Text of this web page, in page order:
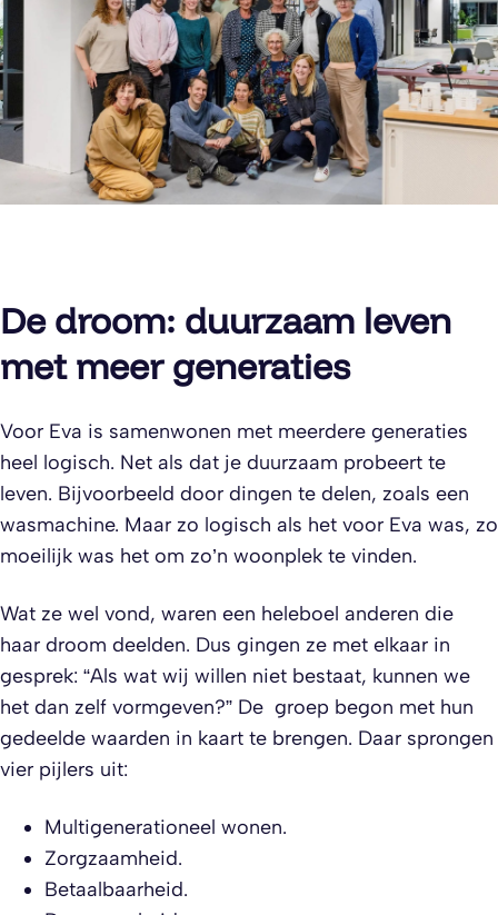
De droom: duurzaam leven
met meer generaties
Voor Eva is samenwonen met meerdere generaties
heel logisch. Net als dat je duurzaam probeert te
leven. Bijvoorbeeld door dingen te delen, zoals een
wasmachine. Maar zo logisch als het voor Eva was, zo
moeilijk was het om zo’n woonplek te vinden.
Wat ze wel vond, waren een heleboel anderen die
haar droom deelden. Dus gingen ze met elkaar in
gesprek: “Als wat wij willen niet bestaat, kunnen we
het dan zelf vormgeven?” De groep begon met hun
gedeelde waarden in kaart te brengen. Daar sprongen
vier pijlers uit:
Multigenerationeel wonen.
Zorgzaamheid.
Betaalbaarheid.